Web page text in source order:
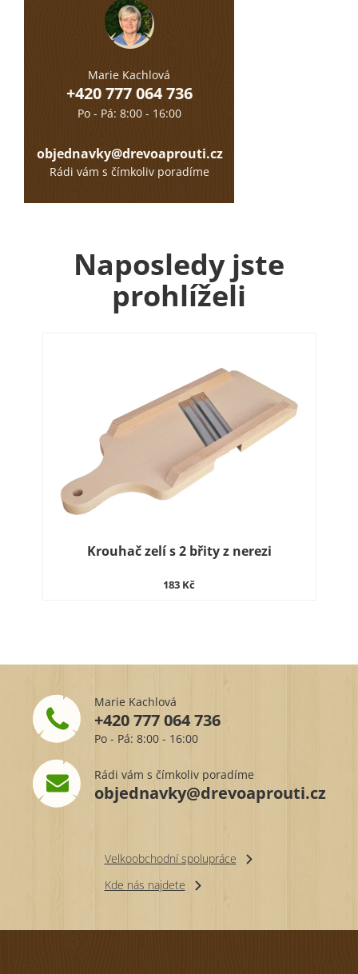
Marie Kachlová
+420 777 064 736
Po - Pá: 8:00 - 16:00
objednavky@drevoaprouti.cz
Rádi vám s čímkoliv poradíme
Naposledy jste
prohlíželi
Krouhač zelí s 2 břity z nerezi
183 Kč
Marie Kachlová
+420 777 064 736
Po - Pá: 8:00 - 16:00
objednavky@drevoaprouti.cz
Rádi vám s čímkoliv poradíme
Velkoobchodní spolupráce
Kde nás najdete
Z